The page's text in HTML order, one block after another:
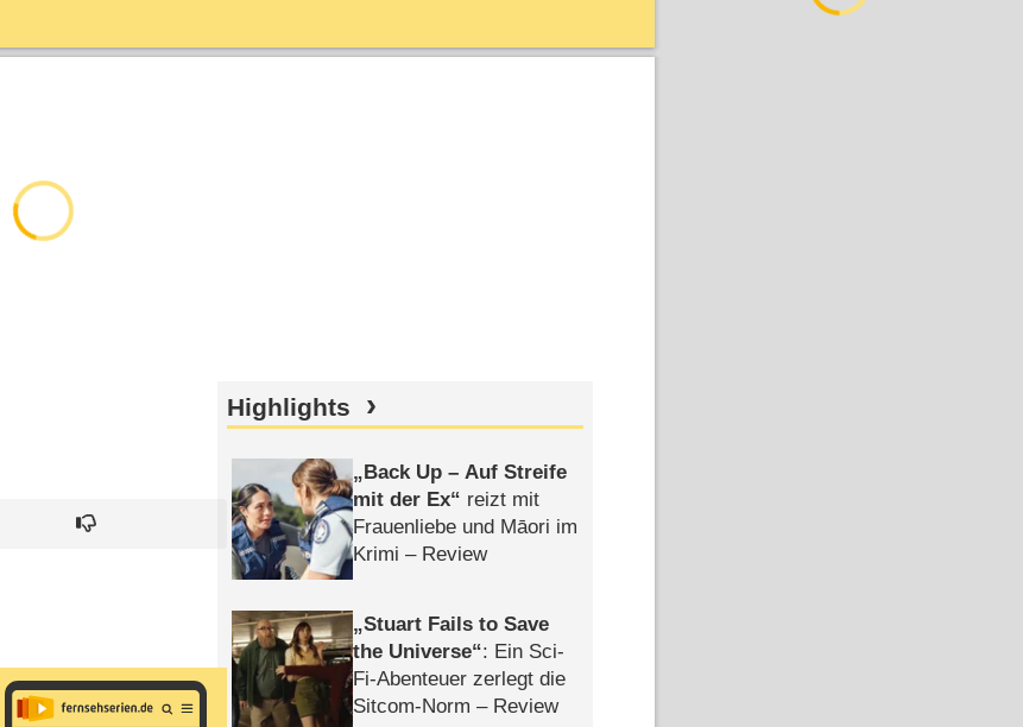
Highlights
Back Up – Auf Streife
mit der Ex
reizt mit
Frauenliebe und Māori im
Krimi – Review
Stuart Fails to Save
the Universe : Ein Sci-
Fi-Abenteuer zerlegt die
Sitcom-Norm – Review